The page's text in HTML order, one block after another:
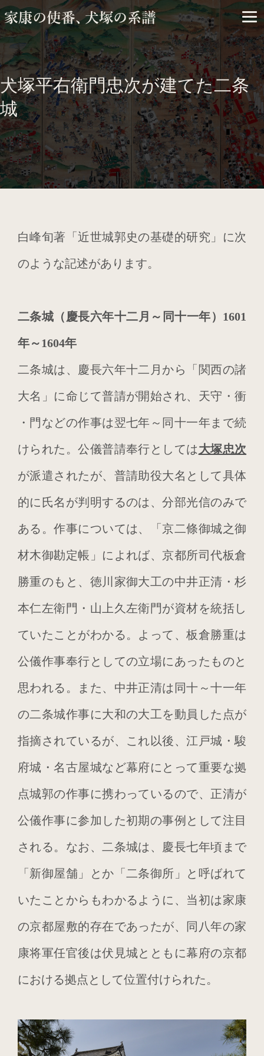
×
ARCHIVES
2022年9月
2021年12月
2021年10月
2021年5月
2020年12月
CATEGORIES
ログイン
コメントフィード
犬塚平右衛門忠次が建てた二条
城
白峰旬著「近世城郭史の基礎的研究」に次
のような記述があります。
二条城（慶長六年十二月～同十一年）1601
年～1604年
二条城は、慶長六年十二月から「関西の諸
大名」に命じて普請が開始され、天守・衝
・門などの作事は翌七年～同十一年まで続
けられた。公儀普請奉行としては大塚忠次
が派遣されたが、普請助役大名として具体
的に氏名が判明するのは、分部光信のみで
ある。作事については、「京二條御城之御
材木御勘定帳」によれば、京都所司代板倉
勝重のもと、徳川家御大工の中井正清・杉
本仁左衛門・山上久左衛門が資材を統括し
ていたことがわかる。よって、板倉勝重は
公儀作事奉行としての立場にあったものと
思われる。また、中井正清は同十～十一年
の二条城作事に大和の大工を動員した点が
指摘されているが、これ以後、江戸城・駿
府城・名古屋城など幕府にとって重要な拠
点城郭の作事に携わっているので、正清が
公儀作事に参加した初期の事例として注目
される。なお、二条城は、慶長七年頃まで
「新御屋舗」とか「二条御所」と呼ばれて
いたことからもわかるように、当初は家康
の京都屋敷的存在であったが、同八年の家
康将軍任官後は伏見城とともに幕府の京都
における拠点として位置付けられた。